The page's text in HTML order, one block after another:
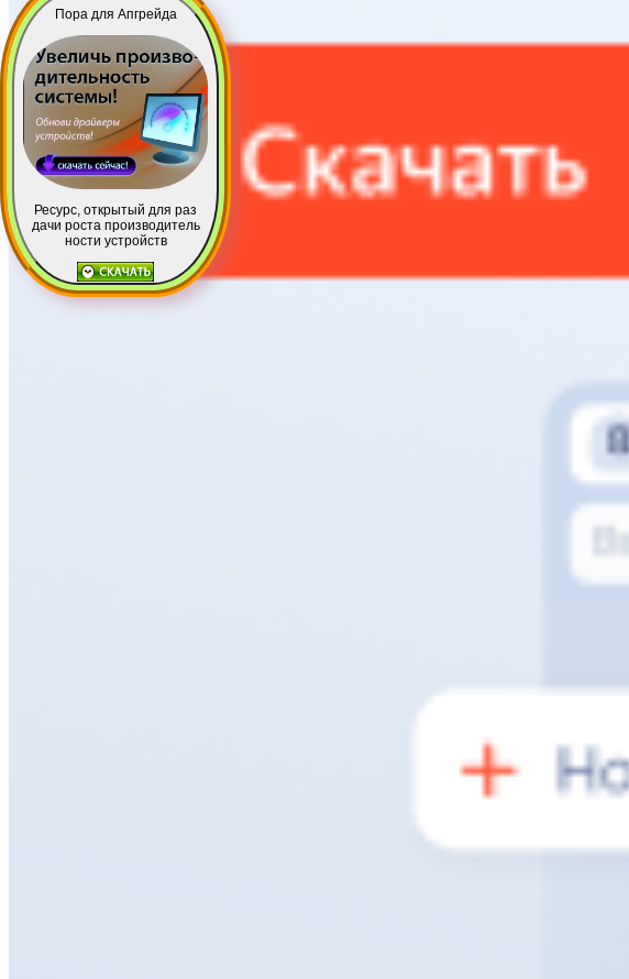
Пора для Апгрейда
Ресурс, открытый для раз
дачи роста производитель
ности устройств